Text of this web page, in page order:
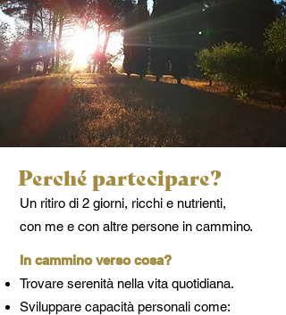
Location
Casa Divina
è una bellissima casa di
campagna immersa in
un bosco di grandi pini marittimi, e
Perché partecipare?
Un ritiro di 2 giorni, ricchi e nutrienti,
con me e con altre persone in cammino.
In cammino verso cosa?
Trovare serenità nella vita quotidiana.
Sviluppare capacità personali come: